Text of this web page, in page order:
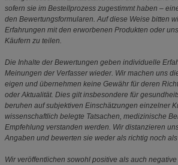
sofern sie im Bestellprozess zugestimmt haben –
den Bewertungsformularen. Auf diese Weise bitten
Erfahrungen mit den erworbenen Produkten oder
Käufern zu teilen.
Die Inhalte der Bewertungen geben individuelle
Meinungen der Verfasser wieder. Wir machen uns
eigen und übernehmen keine Gewähr für deren
oder Aktualität. Dies gilt insbesondere für
beruhen auf subjektiven Einschätzungen einzelner
wissenschaftlich belegte Tatsachen, medizinische
Empfehlung verstanden werden. Wir distanzieren
Angaben und bewerten sie weder als richtig noch
Wir veröffentlichen sowohl positive als auch